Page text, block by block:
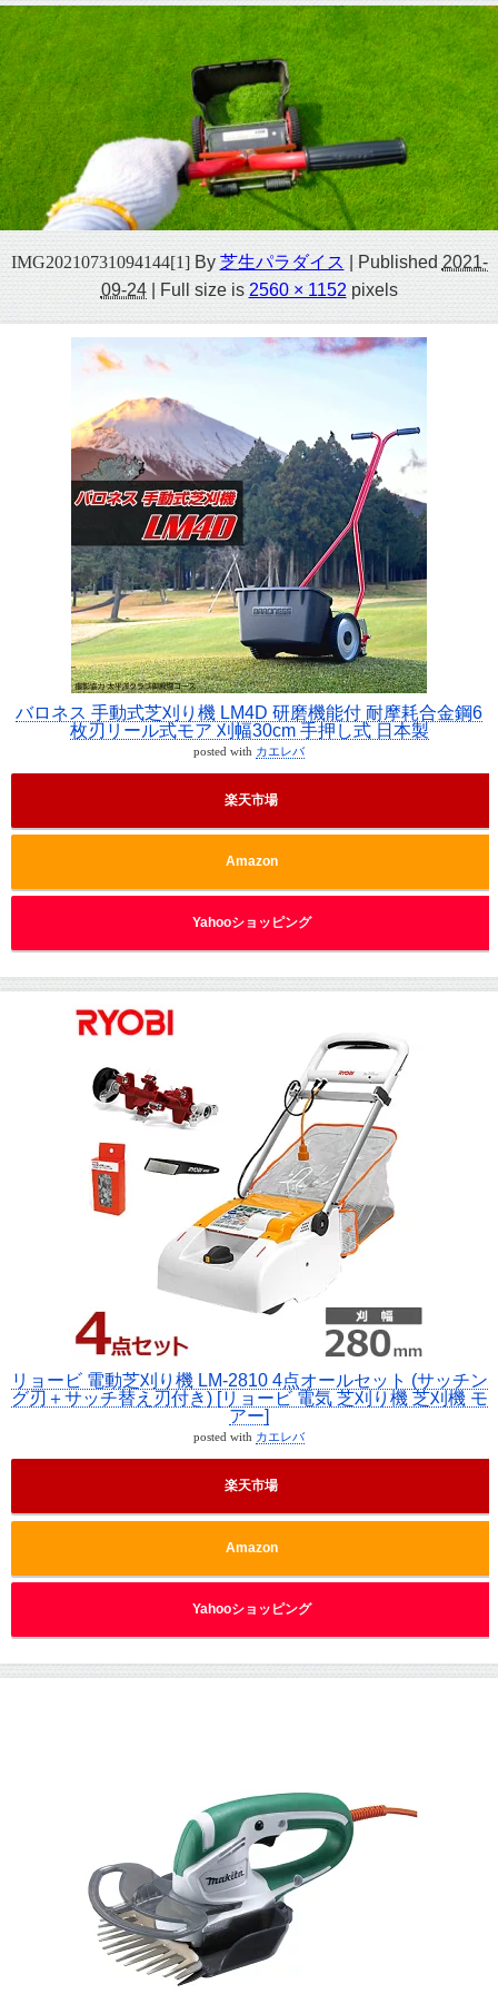
IMG20210731094144[1] By 芝生パラダイス | Published 2021-
09-24 | Full size is 2560 × 1152 pixels
バロネス 手動式芝刈り機 LM4D 研磨機能付 耐摩耗合金鋼6
枚刃リール式モア 刈幅30cm 手押し式 日本製
posted with カエレバ
楽天市場
Amazon
Yahooショッピング
リョービ 電動芝刈り機 LM-2810 4点オールセット (サッチン
グ刃＋サッチ替え刃付き) [リョービ 電気 芝刈り機 芝刈機 モ
アー]
posted with カエレバ
楽天市場
Amazon
Yahooショッピング